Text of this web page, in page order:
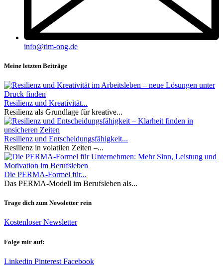
info@tim-ong.de
Meine letzten Beiträge
Resilienz und Kreativität...
Resilienz als Grundlage für kreative...
Resilienz und Entscheidungsfähigkeit...
Resilienz in volatilen Zeiten –...
Die PERMA-Formel für...
Das PERMA-Modell im Berufsleben als...
Trage dich zum Newsletter rein
Kostenloser Newsletter
Folge mir auf:
Linkedin Pinterest Facebook